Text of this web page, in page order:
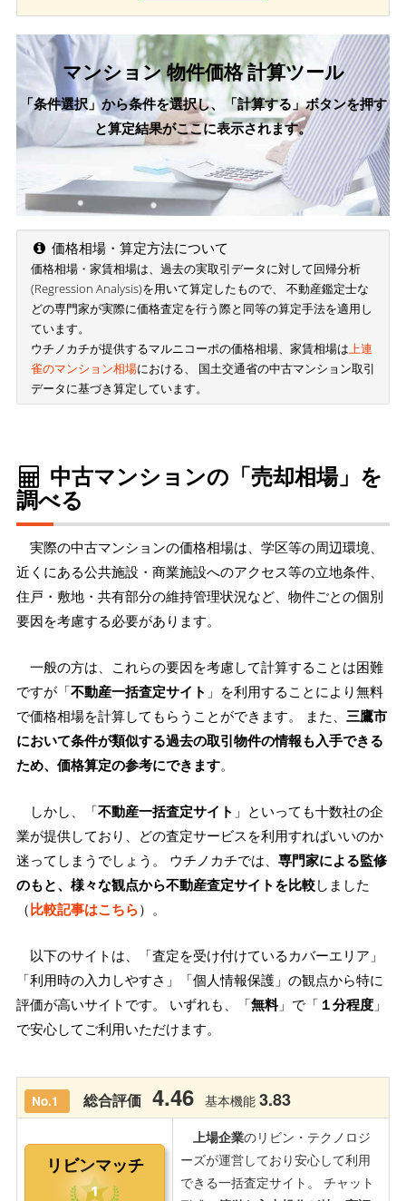
マンション 物件価格 計算ツール
「条件選択」から条件を選択し、「計算する」ボタンを押す
と算定結果がここに表示されます。
価格相場・算定方法について
価格相場・家賃相場は、過去の実取引データに対して回帰分析
(Regression Analysis)を用いて算定したもので、 不動産鑑定士な
どの専門家が実際に価格査定を行う際と同等の算定手法を適用し
ています。
ウチノカチが提供するマルニコーポの価格相場、家賃相場は上連
雀のマンション相場における、 国土交通省の中古マンション取引
データに基づき算定しています。
中古マンションの「売却相場」を
調べる
実際の中古マンションの価格相場は、学区等の周辺環境、
近くにある公共施設・商業施設へのアクセス等の立地条件、
住戸・敷地・共有部分の維持管理状況など、物件ごとの個別
要因を考慮する必要があります。
一般の方は、これらの要因を考慮して計算することは困難
ですが「不動産一括査定サイト 」を利用することにより無料
で価格相場を計算してもらうことができます。 また、 三鷹市
において条件が類似する過去の取引物件の情報も入手できる
ため、価格算定の参考にできます。
しかし、「不動産一括査定サイト 」といっても十数社の企
業が提供しており、どの査定サービスを利用すればいいのか
迷ってしまうでしょう。 ウチノカチでは、 専門家による監修
のもと、様々な観点から不動産査定サイトを比較しました
（比較記事はこちら）。
以下のサイトは、「査定を受け付けているカバーエリア」
「利用時の入力しやすさ」「個人情報保護」の観点から特に
評価が高いサイトです。 いずれも、「無料」で「 １分程度 」
で安心してご利用いただけます。